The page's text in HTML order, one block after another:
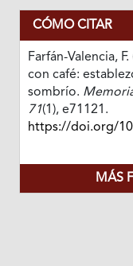
CÓMO CITAR
Farfán-Valencia,
con café:
sombrío.
71(1), e71121.
https://doi.org/
MÁS